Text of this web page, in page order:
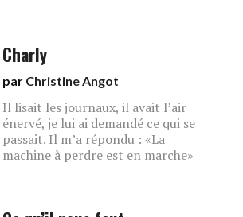
Charly
par Christine Angot
Il lisait les journaux, il avait l’air
énervé, je lui ai demandé ce qui se
passait. Il m’a répondu : «La
machine à perdre est en marche»